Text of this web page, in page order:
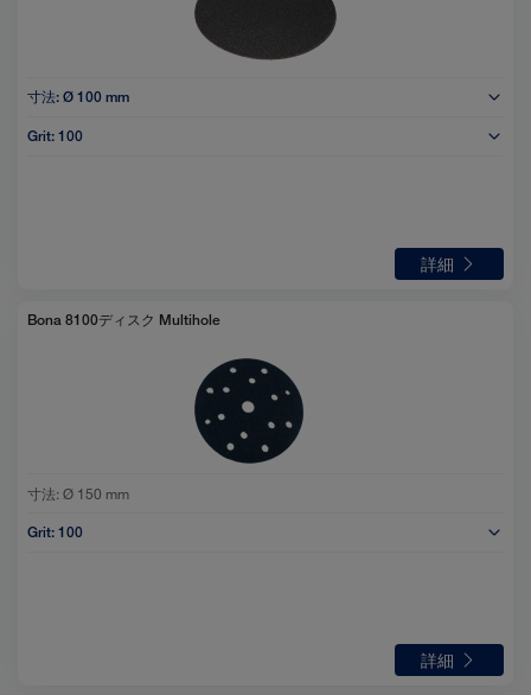
寸法: Ø 100 mm
Grit: 100
詳細
Bona 8100ディスク Multihole
寸法: Ø 150 mm
Grit: 100
詳細